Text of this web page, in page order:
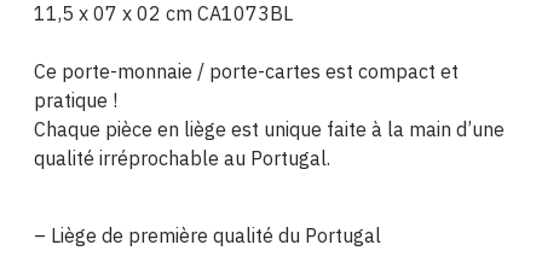
11,5 x 07 x 02 cm CA1073BL
Ce porte-monnaie / porte-cartes est compact et
pratique !
Chaque pièce en liège est unique faite à la main d’une
qualité irréprochable au Portugal.
– Liège de première qualité du Portugal